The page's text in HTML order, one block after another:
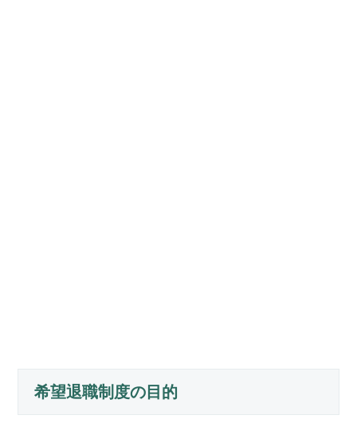
希望退職制度の目的